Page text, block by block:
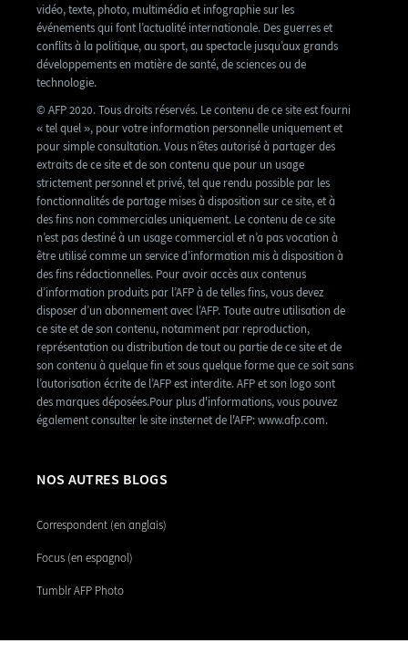
vidéo, texte, photo, multimédia et infographie sur les
événements qui font l’actualité internationale. Des guerres et
conflits à la politique, au sport, au spectacle jusqu’aux grands
développements en matière de santé, de sciences ou de
technologie.
© AFP 2020. Tous droits réservés. Le contenu de ce site est fourni
« tel quel », pour votre information personnelle uniquement et
pour simple consultation. Vous n’êtes autorisé à partager des
extraits de ce site et de son contenu que pour un usage
strictement personnel et privé, tel que rendu possible par les
fonctionnalités de partage mises à disposition sur ce site, et à
des fins non commerciales uniquement. Le contenu de ce site
n’est pas destiné à un usage commercial et n’a pas vocation à
être utilisé comme un service d’information mis à disposition à
des fins rédactionnelles. Pour avoir accès aux contenus
d’information produits par l’AFP à de telles fins, vous devez
disposer d’un abonnement avec l’AFP. Toute autre utilisation de
ce site et de son contenu, notamment par reproduction,
représentation ou distribution de tout ou partie de ce site et de
son contenu à quelque fin et sous quelque forme que ce soit sans
l’autorisation écrite de l’AFP est interdite. AFP et son logo sont
des marques déposées.Pour plus d'informations, vous pouvez
également consulter le site insternet de l'AFP: www.afp.com.
NOS AUTRES BLOGS
Correspondent (en anglais)
Focus (en espagnol)
Tumblr AFP Photo